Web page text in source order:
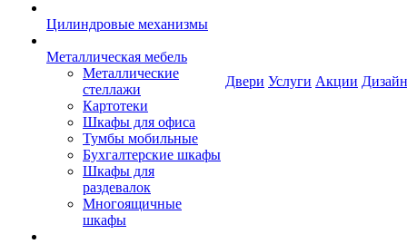
Цилиндровые механизмы
Металлическая мебель
Металлические
стеллажи
Картотеки
Шкафы для офиса
Тумбы мобильные
Бухгалтерские шкафы
Шкафы для
раздевалок
Многоящичные
шкафы
Двери Услуги Акции